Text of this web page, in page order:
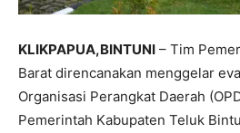
KLIKPAPUA,BINTUNI – Tim
Barat direncanakan menggelar
Organisasi Perangkat Daerah
Pemerintah Kabupaten Teluk